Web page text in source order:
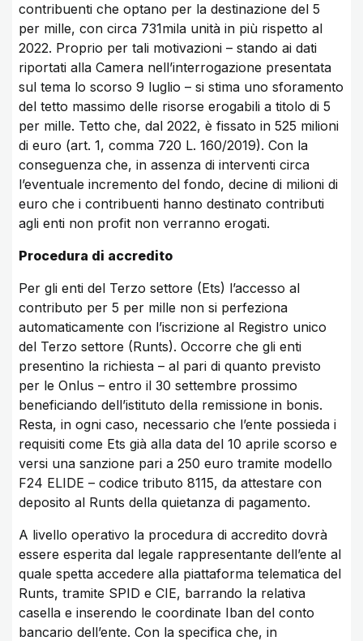
contribuenti che optano per la destinazione del 5
per mille, con circa 731mila unità in più rispetto al
2022. Proprio per tali motivazioni – stando ai dati
riportati alla Camera nell’interrogazione presentata
sul tema lo scorso 9 luglio – si stima uno sforamento
del tetto massimo delle risorse erogabili a titolo di 5
per mille. Tetto che, dal 2022, è fissato in 525 milioni
di euro (art. 1, comma 720 L. 160/2019). Con la
conseguenza che, in assenza di interventi circa
l’eventuale incremento del fondo, decine di milioni di
euro che i contribuenti hanno destinato contributi
agli enti non profit non verranno erogati.
Procedura di accredito
Per gli enti del Terzo settore (Ets) l’accesso al
contributo per 5 per mille non si perfeziona
automaticamente con l’iscrizione al Registro unico
del Terzo settore (Runts). Occorre che gli enti
presentino la richiesta – al pari di quanto previsto
per le Onlus – entro il 30 settembre prossimo
beneficiando dell’istituto della remissione in bonis.
Resta, in ogni caso, necessario che l’ente possieda i
requisiti come Ets già alla data del 10 aprile scorso e
versi una sanzione pari a 250 euro tramite modello
F24 ELIDE – codice tributo 8115, da attestare con
deposito al Runts della quietanza di pagamento.
A livello operativo la procedura di accredito dovrà
essere esperita dal legale rappresentante dell’ente al
quale spetta accedere alla piattaforma telematica del
Runts, tramite SPID e CIE, barrando la relativa
casella e inserendo le coordinate Iban del conto
bancario dell’ente. Con la specifica che, in